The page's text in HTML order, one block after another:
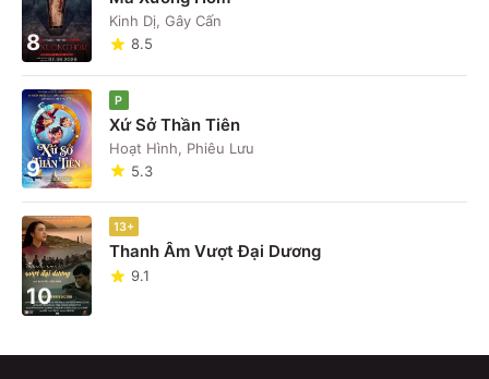
8
Kinh Dị, Gây Cấn
8.5
9
P
Xứ Sở Thần Tiên
Hoạt Hình, Phiêu Lưu
5.3
10
13+
Thanh Âm Vượt Đại Dương
9.1